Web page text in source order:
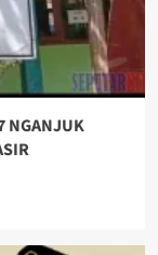
NGANJUK